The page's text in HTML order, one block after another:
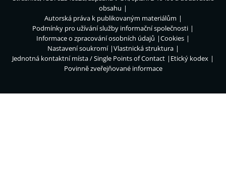
obsahu
Autorská práva k publikovaným materiálům
Podmínky pro užívání služby informační společnosti
Informace o zpracování osobních údajů
Cookies
Nastavení soukromí
Vlastnická struktura
Jednotná kontaktní místa / Single Points of Contact
Etický kodex
Povinně zveřejňované informace